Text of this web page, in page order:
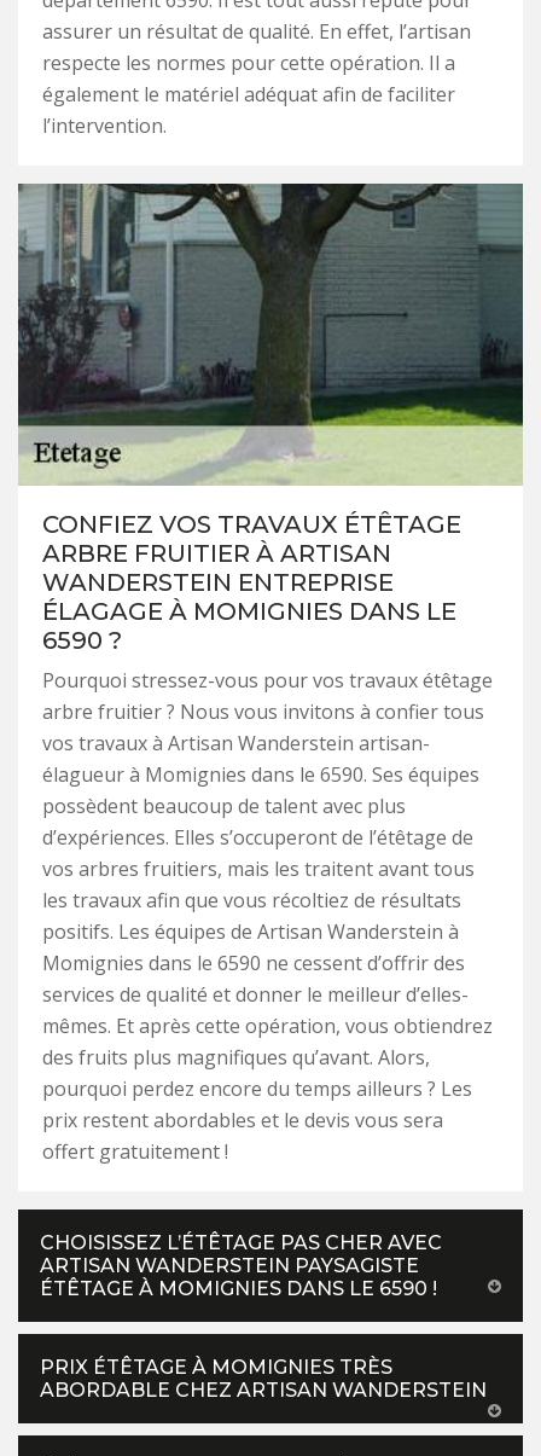
assurer un résultat de qualité. En effet, l’artisan
respecte les normes pour cette opération. Il a
également le matériel adéquat afin de faciliter
l’intervention.
CONFIEZ VOS TRAVAUX ÉTÊTAGE
ARBRE FRUITIER À ARTISAN
WANDERSTEIN ENTREPRISE
ÉLAGAGE À MOMIGNIES DANS LE
6590 ?
Pourquoi stressez-vous pour vos travaux étêtage
arbre fruitier ? Nous vous invitons à confier tous
vos travaux à Artisan Wanderstein artisan-
élagueur à Momignies dans le 6590. Ses équipes
possèdent beaucoup de talent avec plus
d’expériences. Elles s’occuperont de l’étêtage de
vos arbres fruitiers, mais les traitent avant tous
les travaux afin que vous récoltiez de résultats
positifs. Les équipes de Artisan Wanderstein à
Momignies dans le 6590 ne cessent d’offrir des
services de qualité et donner le meilleur d’elles-
mêmes. Et après cette opération, vous obtiendrez
des fruits plus magnifiques qu’avant. Alors,
pourquoi perdez encore du temps ailleurs ? Les
prix restent abordables et le devis vous sera
offert gratuitement !
CHOISISSEZ L’ÉTÊTAGE PAS CHER AVEC
ARTISAN WANDERSTEIN PAYSAGISTE
ÉTÊTAGE À MOMIGNIES DANS LE 6590 !
PRIX ÉTÊTAGE À MOMIGNIES TRÈS
ABORDABLE CHEZ ARTISAN WANDERSTEIN